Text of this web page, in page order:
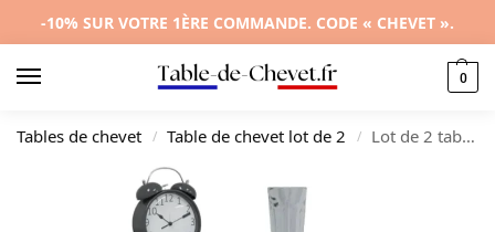
-10% SUR VOTRE 1ÈRE COMMANDE. CODE « CHEVET ».
0
Tables de chevet / Table de chevet lot de 2 / Lot de 2 tables de chevet bois gris design moderne étagère, 39x39x47.5cm